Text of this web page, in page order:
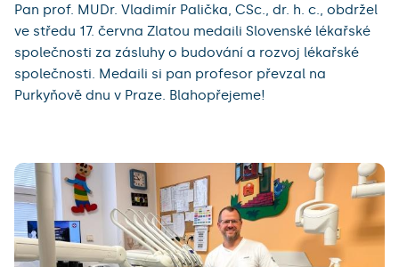
Pan prof. MUDr. Vladimír Palička, CSc., dr. h. c., obdržel
ve středu 17. června Zlatou medaili Slovenské lékařské
společnosti za zásluhy o budování a rozvoj lékařské
společnosti. Medaili si pan profesor převzal na
Purkyňově dnu v Praze. Blahopřejeme!